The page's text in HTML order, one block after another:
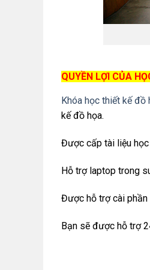
QUYỀN LỢI CỦA
Khóa học thiết kế
kế đồ họa.
Được cấp tài liệu học
Hỗ trợ laptop trong
Được hỗ trợ cài phần
Bạn sẽ được hỗ trợ